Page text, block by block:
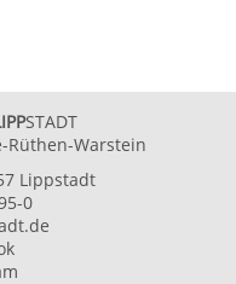
STADT
Rüthen-Warstein
Lippstadt
0